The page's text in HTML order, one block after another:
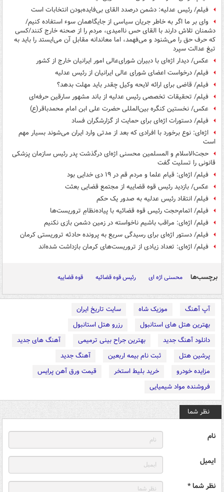
فیلم/ رئیس عدلیه: دشمن درصدد القای بی‌فایده‌بودن انتخابات است
وای بر ما اگر به خاطر جریان سیاسی از جایگاهمان سوء استفاده کنیم/
دشمنان تلاش دارند با القای حس ناامیدی، مردم را از صحنه خارج کنند/کسی
که حرف حق را می‌شنود و می‌فهمد، اما معاندانه مقابل آن می‌ایستد را باید به
تیغ عدالت سپرد
عکس/ دیدار اژه‌ای با دبیران شورای‌عالی امور ایرانیان خارج از کشور
فیلم/ درخواست اعضای شورای عالی ایرانیان از رئیس عدلیه
فیلم/ قاضی برای ارائه لایحه وکیل چقدر باید مهلت بدهد؟
فیلم/ تحقیقات تخصصی رئیس عدلیه از باند مشهور سارقین حرفه‌ای
عکس/ نخستین کنگره بین‌المللی حضرت علی ابن امام محمدباقر(ع)
فیلم/ دستورات اژه‌ای برای حمایت از گزارشگران فساد
اژه‌ای: نوع برخورد با افرادی که بعد از مدتی وارد ایران می‌شوند بسیار مهم
است
حجت‌الاسلام و المسلمین محسنی اژه‌ای درگذشت پدر رئیس سازمان پزشکی
قانونی را تسلیت گفت
فیلم/ اژه‌ای: قیام علما و مردم قم در ۱۹ دی خدایی بود
عکس/ بازدید رئیس قوه قضاییه از مجتمع قضایی بعثت
فیلم/ انتقاد رئیس عدلیه به صدور یک حکم
فیلم/ اتمام‌حجت رئیس قوه قضائیه با پیاده‌نظامِ تروریست‌ها
فیلم/ اژه‌ای: مراقب باشیم ناخواسته در زمین دشمن بازی نکنیم
فیلم/ دستور اژه‌ای برای رسیدگی سریع به پرونده حادثه تروریستی کرمان
فیلم/ اژه‌ای: تعداد زیادی از تروریست‌های کرمان بازداشت شده‌اند
برچسب‌ها محسنی اژه ای رئیس قوه قضائیه قوه قضاییه
آپ آهنگ موزیک شاه
سایت تاریخ ایران
بهترین هتل های استانبول
رزرو هتل استانبول
دانلود آهنگ جدید
بهترین جراح بینی ترمیمی
آهنگ های جدید
پرشین هتل
ثبت نام بیمه اربعین
آهنگ جدید
مزایده خودرو
خرید بلیط استخر
قیمت ورق آهن پرایس
فروشنده مواد شیمیایی
نظر شما
نام
ایمیل
نظر شما *